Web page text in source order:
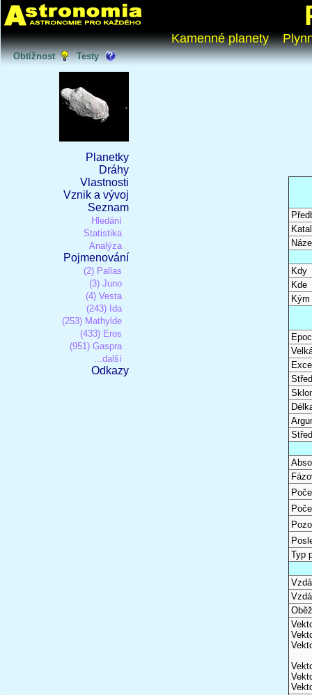
Kamenné planety
Obtížnost Testy
Planetky
Dráhy
Vlastnosti
Vznik a vývoj
Seznam
Hledání
Statistika
Analýza
Pojmenování
(2) Pallas
(3) Juno
(4) Vesta
(243) Ida
(253) Mathylde
(433) Eros
(951) Gaspra
...další
Odkazy
Kdy
Kde
Kým
Typ